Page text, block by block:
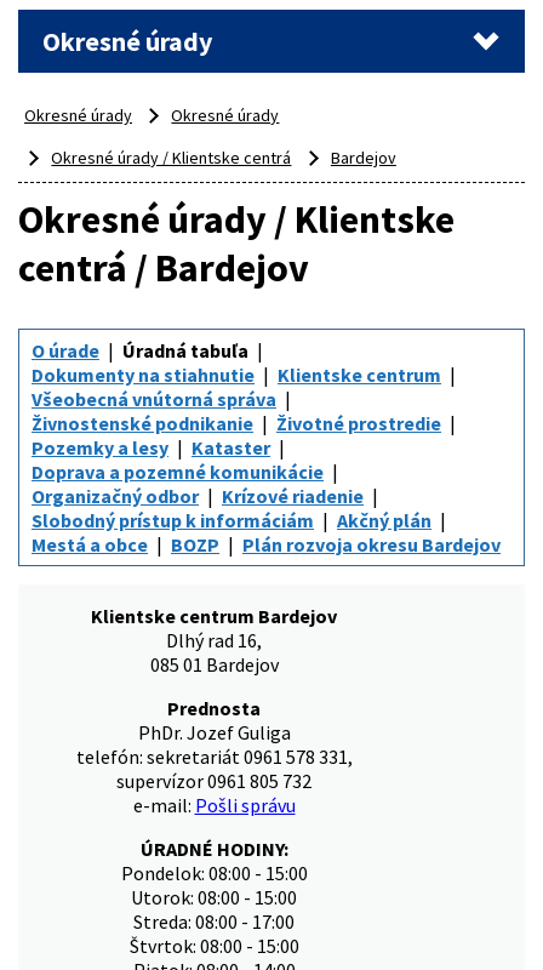
Okresné úrady
Okresné úrady
Okresné úrady
Okresné úrady / Klientske centrá
Bardejov
Okresné úrady / Klientske
centrá / Bardejov
O úrade
Úradná tabuľa
Dokumenty na stiahnutie
Klientske centrum
Všeobecná vnútorná správa
Živnostenské podnikanie
Životné prostredie
Pozemky a lesy
Kataster
Doprava a pozemné komunikácie
Organizačný odbor
Krízové riadenie
Slobodný prístup k informáciám
Akčný plán
Mestá a obce
BOZP Plán rozvoja okresu Bardejov
Klientske centrum Bardejov
Dlhý rad 16,
085 01 Bardejov
Prednosta
PhDr. Jozef Guliga
telefón: sekretariát 0961 578 331,
supervízor 0961 805 732
e-mail: Pošli správu
ÚRADNÉ HODINY:
Pondelok: 08:00 - 15:00
Utorok: 08:00 - 15:00
Streda: 08:00 - 17:00
Štvrtok: 08:00 - 15:00